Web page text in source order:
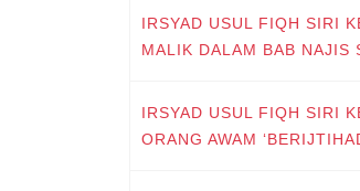
IRSYAD USUL FIQH SIRI
MALIK DALAM BAB NAJIS
IRSYAD USUL FIQH SIRI
ORANG AWAM